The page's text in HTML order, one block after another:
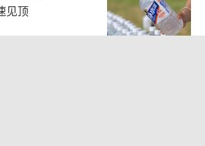
，辅以巧克力和蓝莓果酱，
富口感，两款人气产品均采
见顶